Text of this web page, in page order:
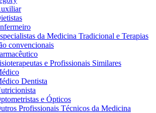
da Medicina Tradicional e Terapias
convencionais
e Profissionais Similares
Dentista
e Ópticos
Profissionais Técnicos da Medicina